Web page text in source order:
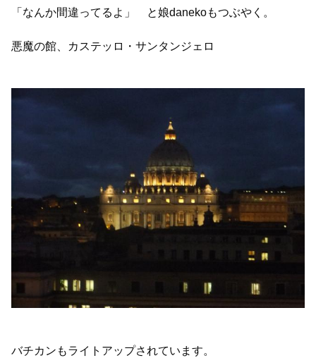
「なんか間違ってるよ」 と娘danekoもつぶやく。
悪魔の館、カステッロ・サンタンジェロ
バチカンもライトアップされています。